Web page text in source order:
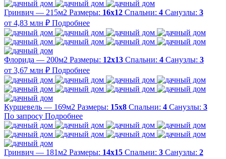
Гринвич — 215м2 Размеры: 16х12 Спальни: 4 Санузлы: 3
от 4,83 млн ₽ Подробнее
Флорида — 200м2 Размеры: 12х13 Спальни: 4 Санузлы: 3
от 3,67 млн ₽ Подробнее
Куршевель — 169м2 Размеры: 15х8 Спальни: 4 Санузлы: 3
По запросу Подробнее
Гринвич — 181м2 Размеры: 14х15 Спальни: 3 Санузлы: 2